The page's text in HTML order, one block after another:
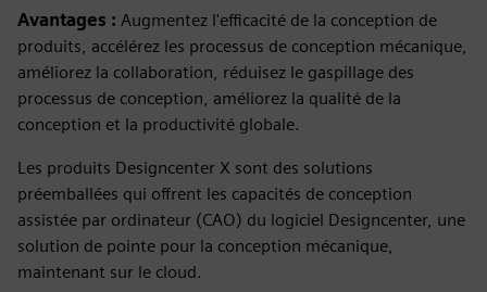
Avantages : Augmentez l'efficacité de la conception de
produits, accélérez les processus de conception mécanique,
améliorez la collaboration, réduisez le gaspillage des
processus de conception, améliorez la qualité de la
conception et la productivité globale.
Les produits Designcenter X sont des solutions
préemballées qui offrent les capacités de conception
assistée par ordinateur (CAO) du logiciel Designcenter, une
solution de pointe pour la conception mécanique,
maintenant sur le cloud.